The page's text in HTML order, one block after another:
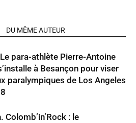
DU MÊME AUTEUR
para-athlète Pierre-Antoine
à Besançon pour viser
paralympiques de Los Angeles
Colomb’in’Rock : le